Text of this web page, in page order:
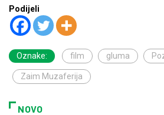
Podijeli
Oznake: film gluma
Zaim Muzaferija
NOVO